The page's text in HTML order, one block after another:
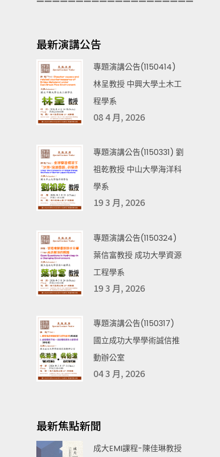
最新演講公告
專題演講公告(1150414)
林呈教授 中興大學土木工
程學系
08 4 月, 2026
專題演講公告(1150331) 劉
祖乾教授 中山大學海洋科
學系
19 3 月, 2026
專題演講公告(1150324)
葉信富教授 成功大學資源
工程學系
19 3 月, 2026
專題演講公告(1150317)
國立成功大學學術誠信推
動辦公室
04 3 月, 2026
最新焦點新聞
成大EMI課程-陳佳琳教授